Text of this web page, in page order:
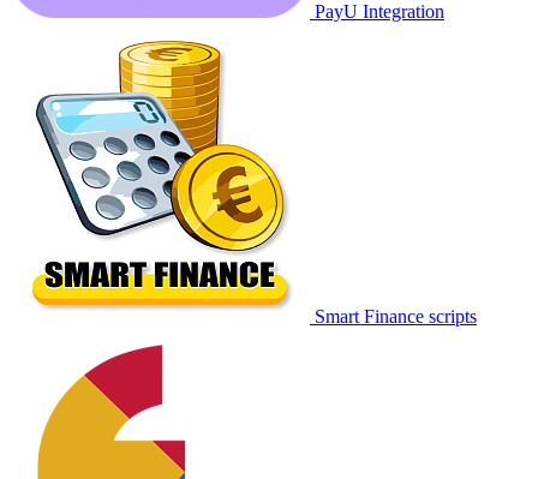
PayU Integration
Smart Finance scripts